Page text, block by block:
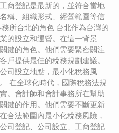
商登記是最新的，並符合當地
稱、組織形式、經營範圍等信
所台北的角色 台北作為台灣的
的設立和運營。在這一背景
鍵的角色。他們需要緊密關注
戶提供最佳的稅務規劃建議。
司設立地點，最小化稅務風
在全球化時代，國際稅務法規
。會計師和會計事務所在幫助
鍵的作用。他們需要不斷更新
合法範圍內最小化稅務風險，
司登記、公司設立、工商登記